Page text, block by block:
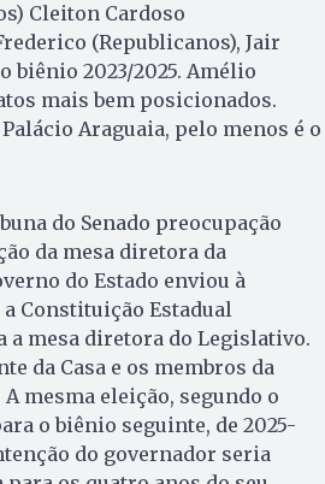
Cleiton Cardoso
(Republicanos), Jair
biênio 2023/2025. Amélio
mais bem posicionados.
Araguaia, pelo menos é o
do Senado preocupação
da mesa diretora da
do Estado enviou à
Constituição Estadual
a mesa diretora do Legislativo.
da Casa e os membros da
mesma eleição, segundo o
o biênio seguinte, de 2025-
do governador seria